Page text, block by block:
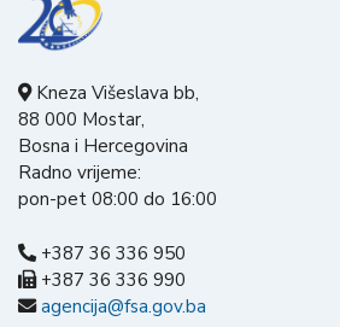
Kneza Višeslava bb,
88 000 Mostar,
Bosna i Hercegovina
Radno vrijeme:
pon-pet 08:00 do 16:00
+387 36 336 950
+387 36 336 990
agencija@fsa.gov.ba